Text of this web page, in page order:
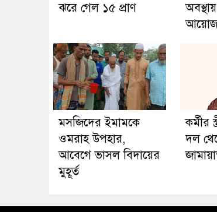
ঝরে গেল ১৫ প্রাণ
মসজিদের ইমামকে
ওমরাহ উপহার,
আবেগে ভাসল বিদায়ের
মুহূর্ত
কর্মীর
দল